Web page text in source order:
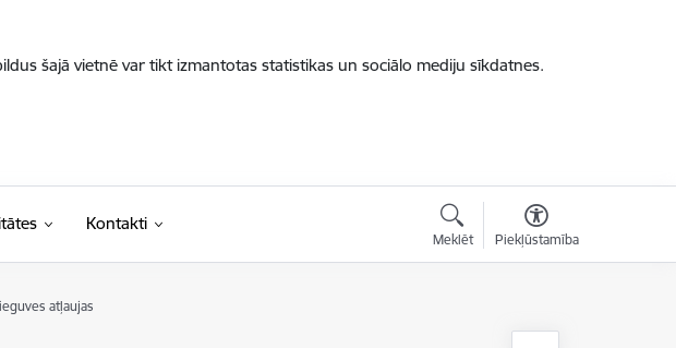
šajā vietnē var tikt izmantotas statistikas un sociālo mediju sīkdatnes.
Kontakti
Meklēt Piekļūstamība
atļaujas